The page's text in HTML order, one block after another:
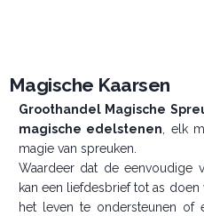
Magische Kaarsen
Groothandel Magische
magische edelstenen, elk
magie van spreuken.
Waardeer dat de eenvoudige
kan een liefdesbrief tot as
het leven te ondersteunen of